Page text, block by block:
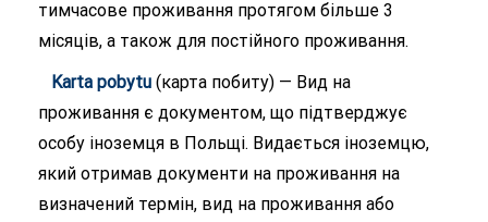
тимчасове проживання протягом більше 3
місяців, а також для постійного проживання.
Karta pobytu (карта побиту) — Вид на
проживання є документом, що підтверджує
особу іноземця в Польщі. Видається іноземцю,
який отримав документи на проживання на
визначений термін, вид на проживання або